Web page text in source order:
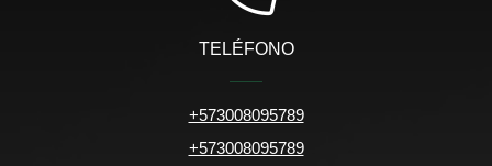
TELÉFONO
+573008095789
+573008095789